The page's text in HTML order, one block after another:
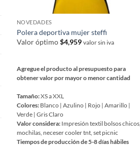
producto
NOVEDADES
Polera deportiva mujer steffi
Valor óptimo$4,959 valor sin iva
Agregue el producto al presupuesto para
obtener valor por mayor o menor cantidad
Tamaño:XS a XXL
Colores: Blanco | Azulino | Rojo | Amarillo |
Verde | Gris Claro
Valor considera: Impresión textil bolsos chicos,
mochilas, neceser cooler tnt, set picnic
Tiempos de producción de 5-8 días hábiles